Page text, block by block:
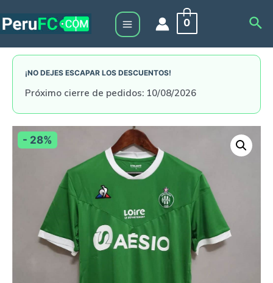
to
Main
Menu
0
¡NO DEJES ESCAPAR LOS DESCUENTOS!
Próximo cierre de pedidos: 10/08/2026
- 28%